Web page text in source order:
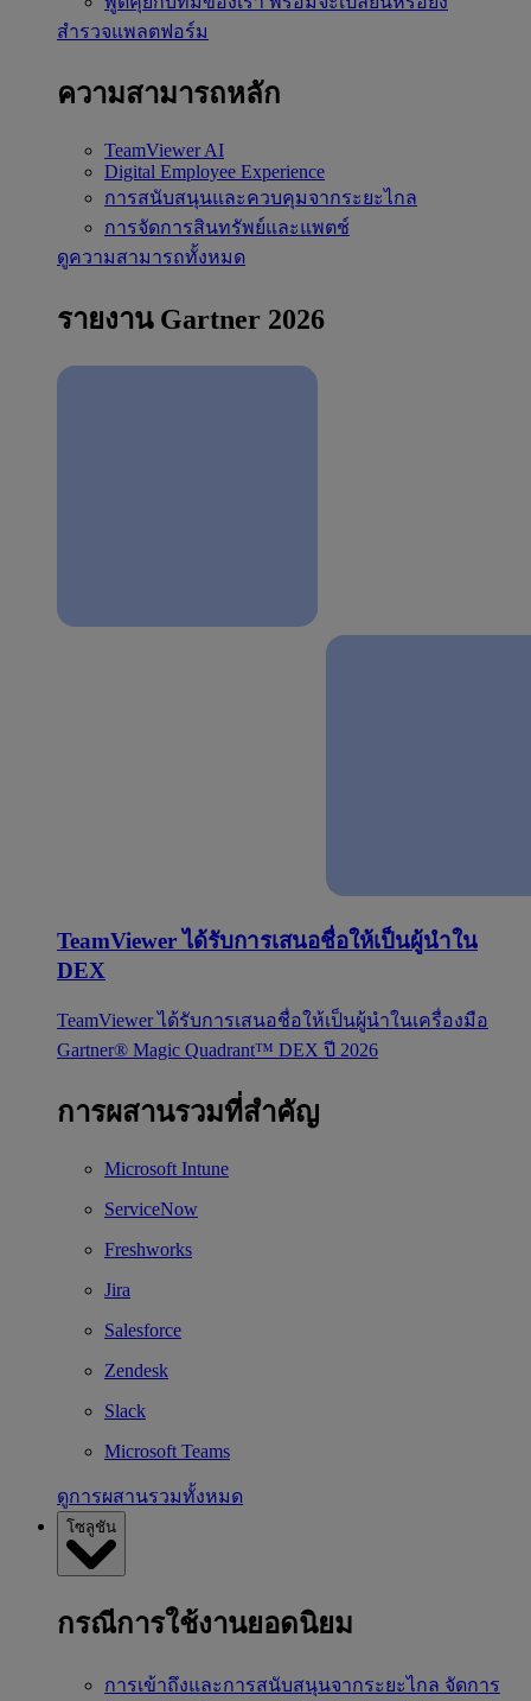
สำรวจแพลตฟอร์ม
ความสามารถหลัก
TeamViewer AI
Digital Employee Experience
การสนับสนุนและควบคุมจากระยะไกล
การจัดการสินทรัพย์และแพตช์
ดูความสามารถทั้งหมด
รายงาน Gartner 2026
TeamViewer ได้รับการเสนอชื่อให้เป็นผู้นำใน
DEX
TeamViewer ได้รับการเสนอชื่อให้เป็นผู้นำในเครื่องมือ
Gartner® Magic Quadrant™ DEX ปี 2026
การผสานรวมที่สำคัญ
Microsoft Intune
ServiceNow
Freshworks
Jira
Salesforce
Zendesk
Slack
Microsoft Teams
ดูการผสานรวมทั้งหมด
โซลูชัน
กรณีการใช้งานยอดนิยม
การเข้าถึงและการสนับสนุนจากระยะไกล จัดการ